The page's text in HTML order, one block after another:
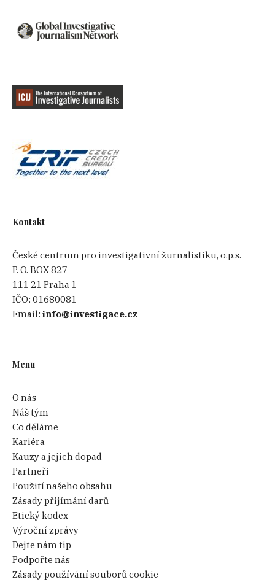
Kontakt
České centrum pro investigativní žurnalistiku, o.p.s.
P. O. BOX 827
111 21 Praha 1
IČO:01680081
Email:info@investigace.cz
Menu
O nás
Náš tým
Co děláme
Kariéra
Kauzy a jejich dopad
Partneři
Použití našeho obsahu
Zásady přijímání darů
Etický kodex
Výroční zprávy
Dejte nám tip
Podpořte nás
Zásady používání souborů cookie